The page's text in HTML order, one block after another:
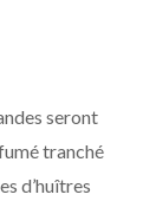
seront
tranché
d’huîtres